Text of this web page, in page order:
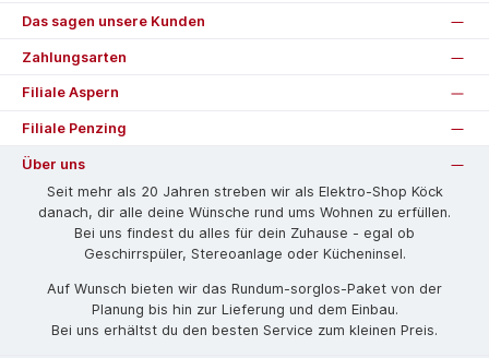
Das sagen unsere Kunden
Zahlungsarten
Filiale Aspern
Filiale Penzing
Über uns
Seit mehr als 20 Jahren streben wir als Elektro-Shop Köck
danach, dir alle deine Wünsche rund ums Wohnen zu erfüllen.
Bei uns findest du alles für dein Zuhause - egal ob
Geschirrspüler, Stereoanlage oder Kücheninsel.
Auf Wunsch bieten wir das Rund­um-sorg­los-Pa­ket von der
Planung bis hin zur Lieferung und dem Einbau.
Bei uns erhältst du den besten Service zum kleinen Preis.